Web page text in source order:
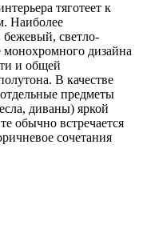
тяготеет к
Наиболее
светло-
дизайна
и общей
В качестве
предметы
диваны) яркой
обычно встречается
сочетания